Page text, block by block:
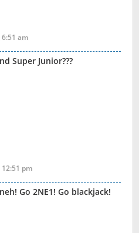
am
Super Junior???
pm
Go 2NE1! Go blackjack!